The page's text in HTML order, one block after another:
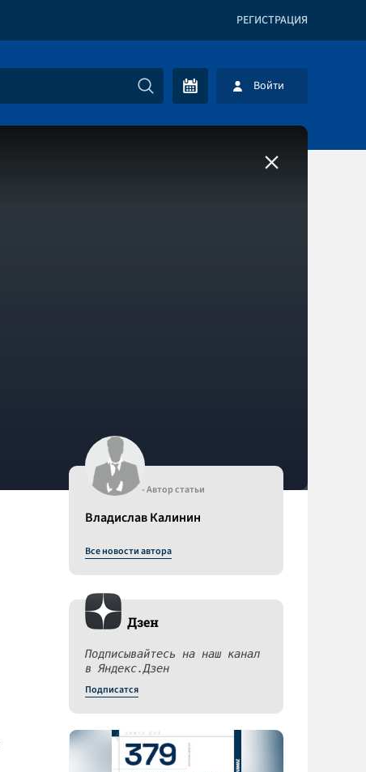
РЕГИСТРАЦИЯ
Войти
- Автор статьи
Владислав Калинин
Все новости автора
Дзен
Подписывайтесь на наш канал
в Яндекс.Дзен
Подписатся